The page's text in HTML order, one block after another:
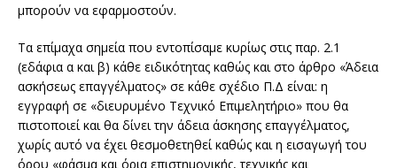
μπορούν να εφαρμοστούν.
Τα επίμαχα σημεία που εντοπίσαμε κυρίως στις παρ. 2.1
(εδάφια α και β) κάθε ειδικότητας καθώς και στο άρθρο «Άδεια
ασκήσεως επαγγέλματος» σε κάθε σχέδιο Π.Δ είναι: η
εγγραφή σε «διευρυμένο Τεχνικό Επιμελητήριο» που θα
πιστοποιεί και θα δίνει την άδεια άσκησης επαγγέλματος,
χωρίς αυτό να έχει θεσμοθετηθεί καθώς και η εισαγωγή του
όρου «φάσμα και όρια επιστημονικής, τεχνικής και